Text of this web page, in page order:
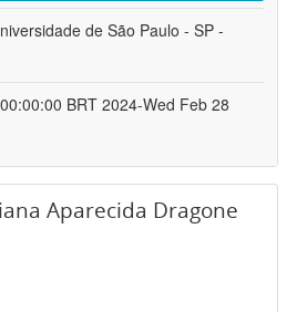
de São Paulo - SP -
BRT 2024-Wed Feb 28
Aparecida Dragone